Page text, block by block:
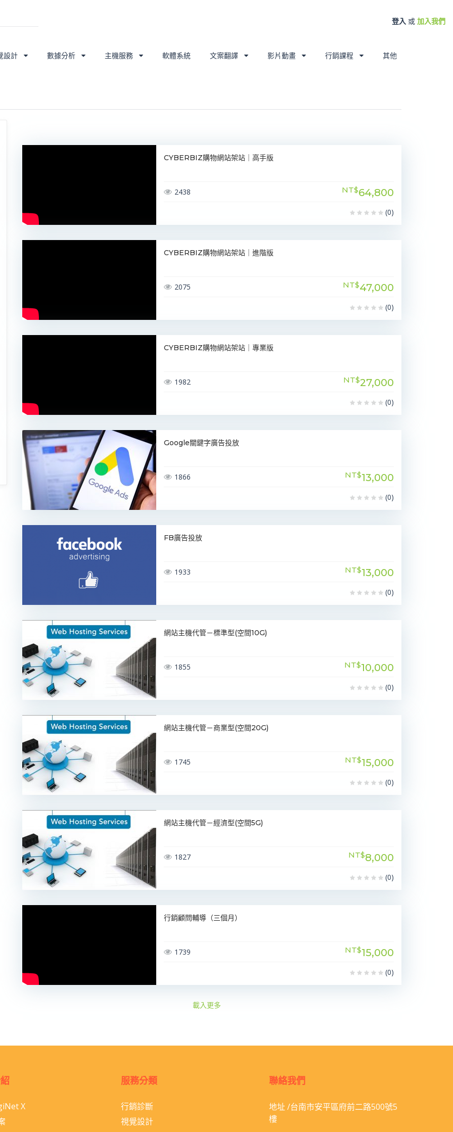
登入 或 加入我們
設計 數據分析 主機服務 軟體系統 文案翻譯 影片動畫 行銷課程 其他
CYBERBIZ購物網站架站｜高手版
2438 NT$64,800
(0)
CYBERBIZ購物網站架站｜進階版
2075 NT$47,000
(0)
CYBERBIZ購物網站架站｜專業版
1982 NT$27,000
(0)
Google關鍵字廣告投放
1866 NT$13,000
(0)
FB廣告投放
1933 NT$13,000
(0)
網站主機代管－標準型(空間10G)
1855 NT$10,000
(0)
網站主機代管－商業型(空間20G)
1745 NT$15,000
(0)
網站主機代管－經濟型(空間5G)
1827 NT$8,000
(0)
行銷顧問輔導（三個月）
1739 NT$15,000
(0)
載入更多
X
服務分類
行銷診斷
視覺設計
聯絡我們
地址 /台南市安平區府前二路500號5
樓